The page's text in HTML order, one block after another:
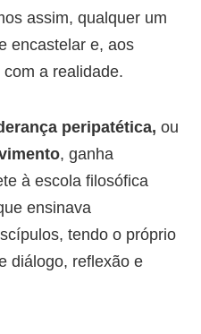
assim, qualquer um
encastelar e, aos
a realidade.
peripatética, ou
, ganha
à escola filosófica
ensinava
tendo o próprio
diálogo, reflexão e